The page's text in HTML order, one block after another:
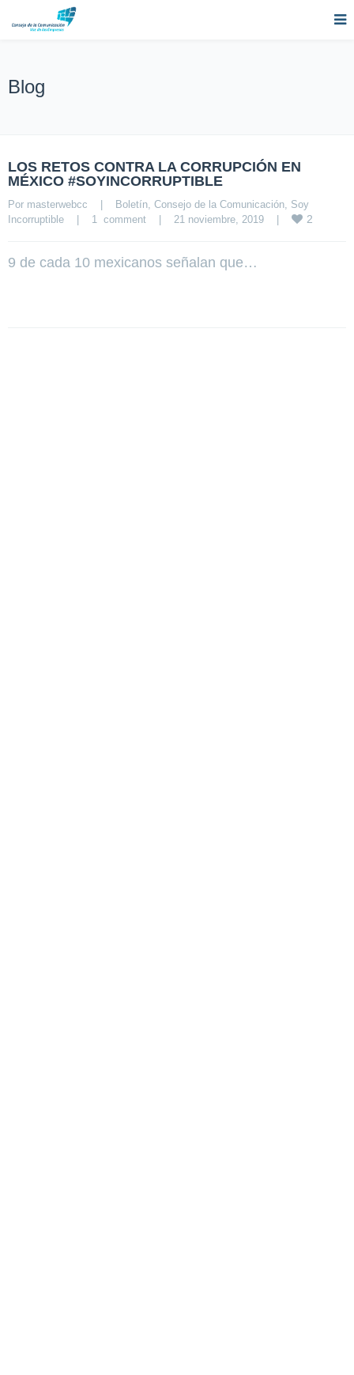
Blog
LOS RETOS CONTRA LA CORRUPCIÓN EN
MÉXICO #SOYINCORRUPTIBLE
Por masterwebcc Boletín, Consejo de la Comunicación, Soy
Incorruptible
1  comment 21 noviembre, 2019 2
9 de cada 10 mexicanos señalan que…